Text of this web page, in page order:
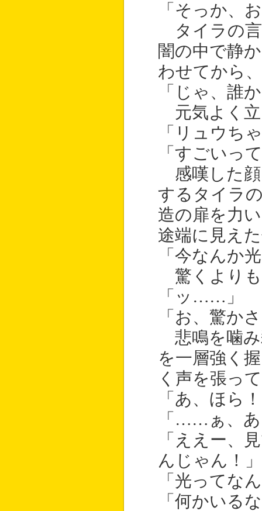
「そっか、
タイラの言
闇の中で静
わせてから、
「じゃ、誰
元気よく
「リュウち
「すごいっ
感嘆した顔
するタイラ
造の扉を力
途端に見え
「今なんか
驚くよりも
「ッ……」
「お、驚か
悲鳴を噛み
を一層強く
く声を張っ
「あ、ほら
「……ぁ、
「ええー、
んじゃん！」
「光ってな
「何かいる